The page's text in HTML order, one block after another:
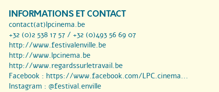
INFORMATIONS ET CONTACT
contact(at)lpcinema.be
+32 (0)2 538 17 57 / +32 (0)493 56 69 07
http://www.festivalenville.be
http://www.lpcinema.be
http://www.regardssurletravail.be
Facebook : https://www.facebook.com/LPC.cinema...
Instagram : @festival.enville